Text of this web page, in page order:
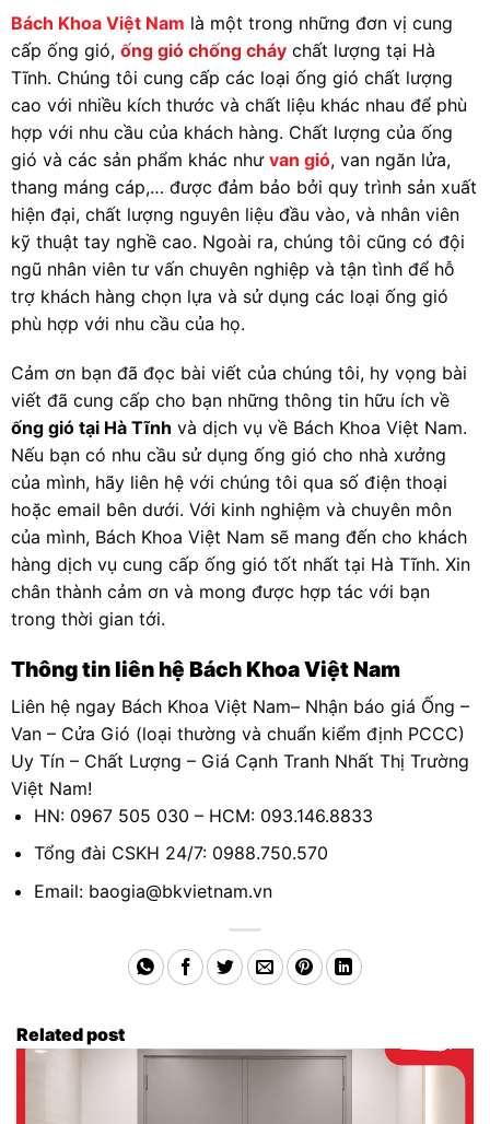
Bách Khoa Việt Nam là một trong những đơn vị cung
cấp ống gió, ống gió chống cháychất lượng tại Hà
Tĩnh. Chúng tôi cung cấp các loại ống gió chất lượng
cao với nhiều kích thước và chất liệu khác nhau để phù
hợp với nhu cầu của khách hàng. Chất lượng của ống
gió và các sản phẩm khác như van gió, van ngăn lửa,
thang máng cáp,… được đảm bảo bởi quy trình sản xuất
hiện đại, chất lượng nguyên liệu đầu vào, và nhân viên
kỹ thuật tay nghề cao. Ngoài ra, chúng tôi cũng có đội
ngũ nhân viên tư vấn chuyên nghiệp và tận tình để hỗ
trợ khách hàng chọn lựa và sử dụng các loại ống gió
phù hợp với nhu cầu của họ.
Cảm ơn bạn đã đọc bài viết của chúng tôi, hy vọng bài
viết đã cung cấp cho bạn những thông tin hữu ích về
ống gió tại Hà Tĩnh và dịch vụ về Bách Khoa Việt Nam.
Nếu bạn có nhu cầu sử dụng ống gió cho nhà xưởng
của mình, hãy liên hệ với chúng tôi qua số điện thoại
hoặc email bên dưới. Với kinh nghiệm và chuyên môn
của mình, Bách Khoa Việt Nam sẽ mang đến cho khách
hàng dịch vụ cung cấp ống gió tốt nhất tại Hà Tĩnh. Xin
chân thành cảm ơn và mong được hợp tác với bạn
trong thời gian tới.
Thông tin liên hệ Bách Khoa Việt Nam
Liên hệ ngay Bách Khoa Việt Nam– Nhận báo giá Ống –
Van – Cửa Gió (loại thường và chuẩn kiểm định PCCC)
Uy Tín – Chất Lượng – Giá Cạnh Tranh Nhất Thị Trường
Việt Nam!
HN: 0967 505 030 – HCM: 093.146.8833
Tổng đài CSKH 24/7: 0988.750.570
Email: baogia@bkvietnam.vn
Related post